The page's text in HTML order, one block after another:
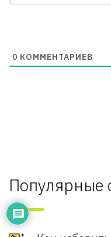
0 КОММЕНТАРИЕВ
Популярные